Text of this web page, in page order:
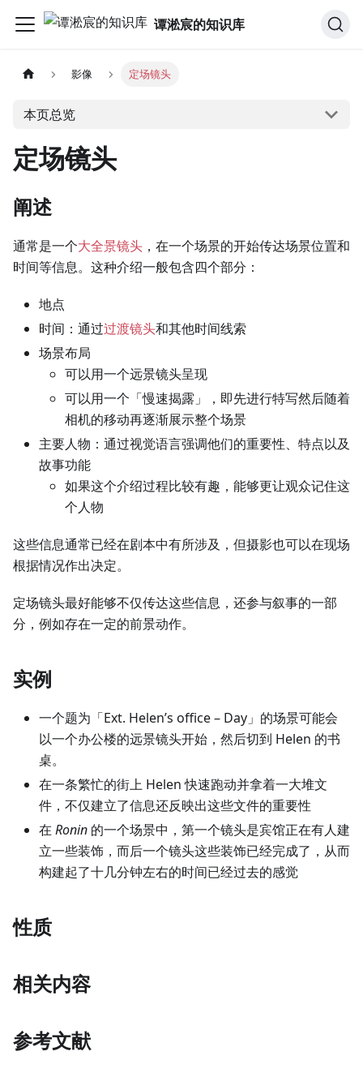
谭淞宸的知识库
影像 定场镜头
本页总览
定场镜头
阐述
通常是一个大全景镜头 ，在一个场景的开始传达场景位置和
时间等信息。这种介绍一般包含四个部分：
地点
时间：通过过渡镜头和其他时间线索
场景布局
可以用一个远景镜头呈现
可以用一个「慢速揭露」，即先进行特写然后随着
相机的移动再逐渐展示整个场景
主要人物：通过视觉语言强调他们的重要性、特点以及
故事功能
如果这个介绍过程比较有趣，能够更让观众记住这
个人物
这些信息通常已经在剧本中有所涉及，但摄影也可以在现场
根据情况作出决定。
定场镜头最好能够不仅传达这些信息，还参与叙事的一部
分，例如存在一定的前景动作。
实例
一个题为「Ext. Helen’s office – Day」的场景可能会
以一个办公楼的远景镜头开始，然后切到 Helen 的书
桌。
在一条繁忙的街上 Helen 快速跑动并拿着一大堆文
件，不仅建立了信息还反映出这些文件的重要性
在 Ronin 的一个场景中，第一个镜头是宾馆正在有人建
立一些装饰，而后一个镜头这些装饰已经完成了，从而
构建起了十几分钟左右的时间已经过去的感觉
性质
相关内容
参考文献